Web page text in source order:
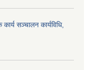
सञ्चालन कार्यविधि,